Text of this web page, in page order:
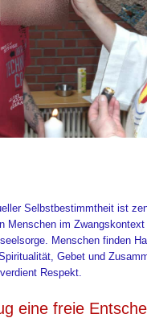
Selbstbestimmtheit ist
Menschen im
Menschen finden
Gebet und
Respekt.
eine freie